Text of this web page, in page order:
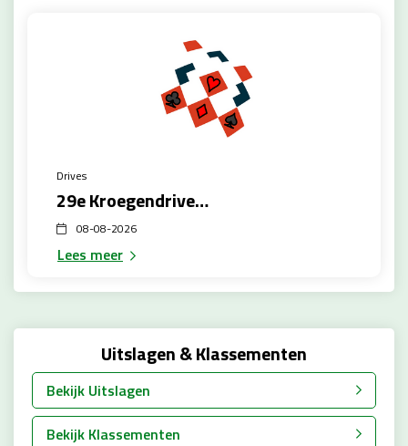
Drives
29e Kroegendrive 5 september
08-08-2026
Lees meer
Uitslagen & Klassementen
Bekijk Uitslagen
Bekijk Klassementen